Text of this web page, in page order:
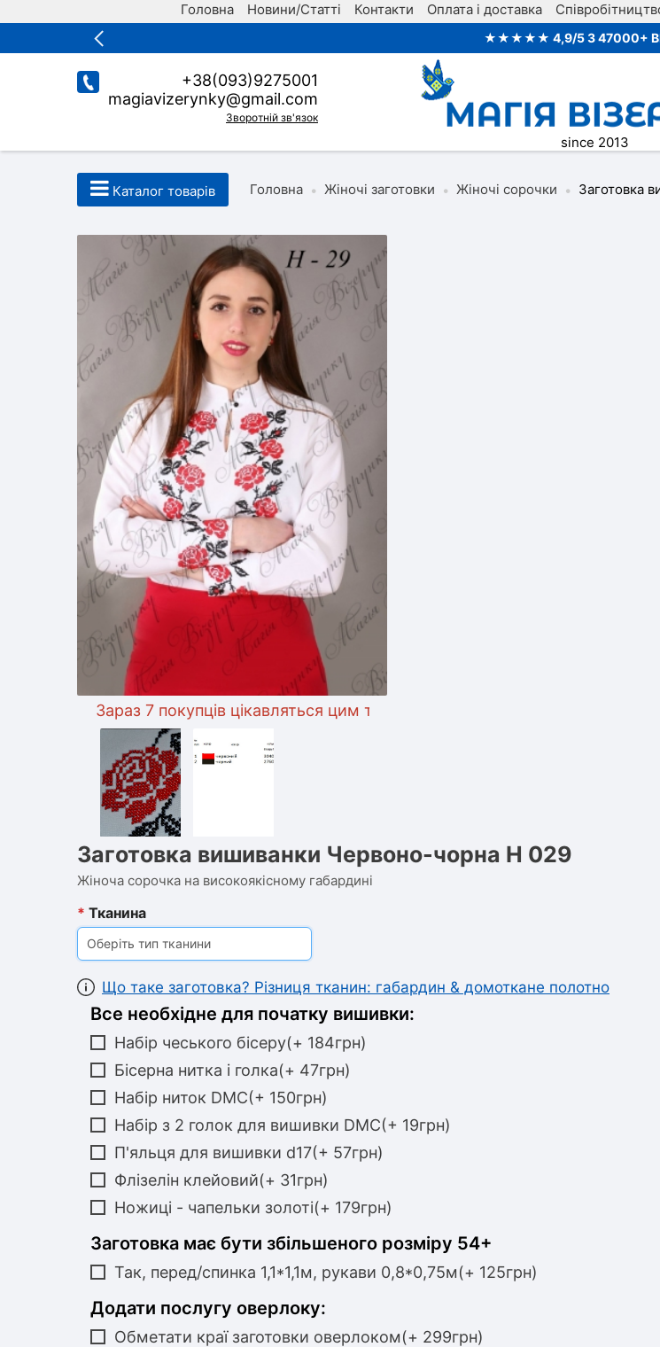
Головна Новини/Статті Контакти Оплата і доставка
★★★★★ 4,9/5 З 47000+
+38(093)9275001
magiavizerynky@gmail.com
Зворотній зв'язок
since 2013
Каталог товарів Головна • Жіночі заготовки • Жіночі сорочки • Заготовка
Зараз 7 покупців цікавляться цим товаром
Заготовка вишиванки Червоно-чорна Н 029
Жіноча сорочка на високоякісному габардині
* Тканина
Оберіть тип тканини
Що таке заготовка? Різниця тканин: габардин & домоткане полотно
Все необхідне для початку вишивки:
Набір чеського бісеру(+ 184грн)
Бісерна нитка і голка(+ 47грн)
Набір ниток DMC(+ 150грн)
Набір з 2 голок для вишивки DMC(+ 19грн)
П'яльця для вишивки d17(+ 57грн)
Флізелін клейовий(+ 31грн)
Ножиці - чапельки золоті(+ 179грн)
Заготовка має бути збільшеного розміру 54+
Так, перед/спинка 1,1*1,1м, рукави 0,8*0,75м(+ 125грн)
Додати послугу оверлоку:
Обметати краї заготовки оверлоком(+ 299грн)